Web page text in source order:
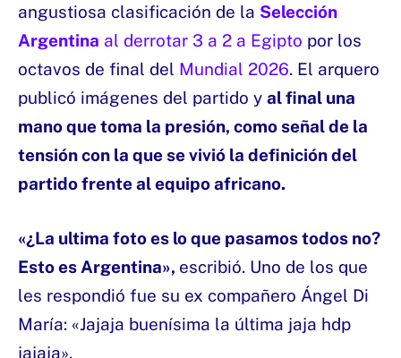
angustiosa clasificación de la Selección
Argentina al derrotar 3 a 2 a Egipto por los
octavos de final del Mundial 2026. El arquero
publicó imágenes del partido y al final una
mano que toma la presión, como señal de la
tensión con la que se vivió la definición del
partido frente al equipo africano.
«¿La ultima foto es lo que pasamos todos no?
Esto es Argentina», escribió. Uno de los que
les respondió fue su ex compañero Ángel Di
María: «Jajaja buenísima la última jaja hdp
jajaja».